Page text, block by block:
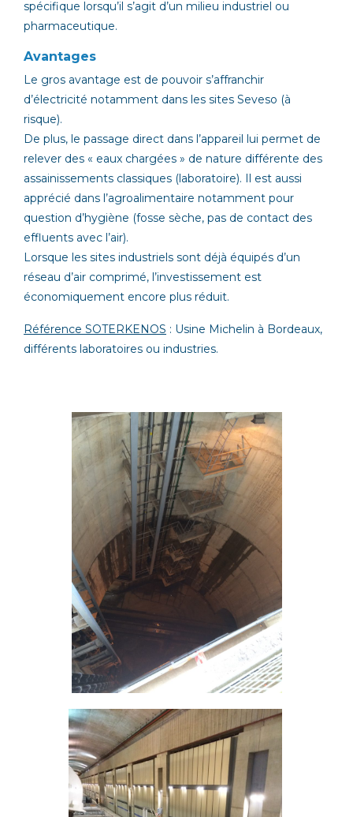
spécifique lorsqu’il s’agit d’un milieu industriel ou
pharmaceutique.
Avantages
Le gros avantage est de pouvoir s’affranchir
d’électricité notamment dans les sites Seveso (à
risque).
De plus, le passage direct dans l’appareil lui permet de
relever des « eaux chargées » de nature différente des
assainissements classiques (laboratoire). Il est aussi
apprécié dans l’agroalimentaire notamment pour
question d’hygiène (fosse sèche, pas de contact des
effluents avec l’air).
Lorsque les sites industriels sont déjà équipés d’un
réseau d’air comprimé, l’investissement est
économiquement encore plus réduit.
Référence SOTERKENOS : Usine Michelin à Bordeaux,
différents laboratoires ou industries.